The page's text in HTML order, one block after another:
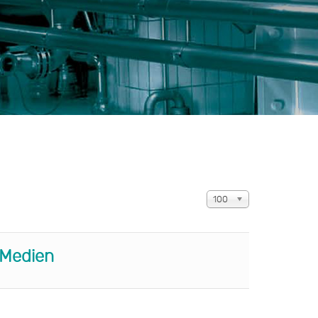
Anzeige #
100